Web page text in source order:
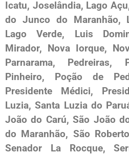
Icatu, Joselândia, Lago
do Junco do Maranhão,
Lago Verde, Luis
Mirador, Nova Iorque,
Parnarama, Pedreiras,
Pinheiro, Poção de
Presidente Médici,
Luzia, Santa Luzia do
João do Carú, São João
do Maranhão, São
Senador La Rocque,